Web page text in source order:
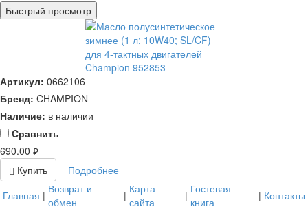
Быстрый просмотр
Артикул: 0662106
Бренд: CHAMPION
Наличие: в наличии
Cравнить
690.00 руб.
Купить
Подробнее
Главная | Возврат и
обмен
| Карта
сайта
| Гостевая
книга
| Контакты